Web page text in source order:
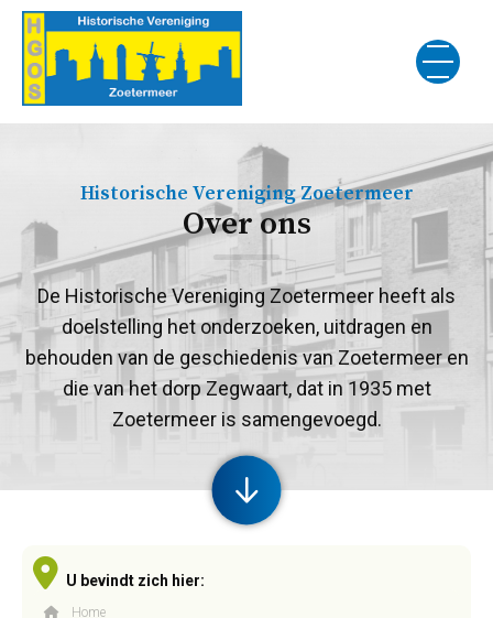
Historische Vereniging Zoetermeer
Over ons
De Historische Vereniging Zoetermeer heeft als
doelstelling het onderzoeken, uitdragen en
behouden van de geschiedenis van Zoetermeer en
die van het dorp Zegwaart, dat in 1935 met
Zoetermeer is samengevoegd.
U bevindt zich hier:
Home